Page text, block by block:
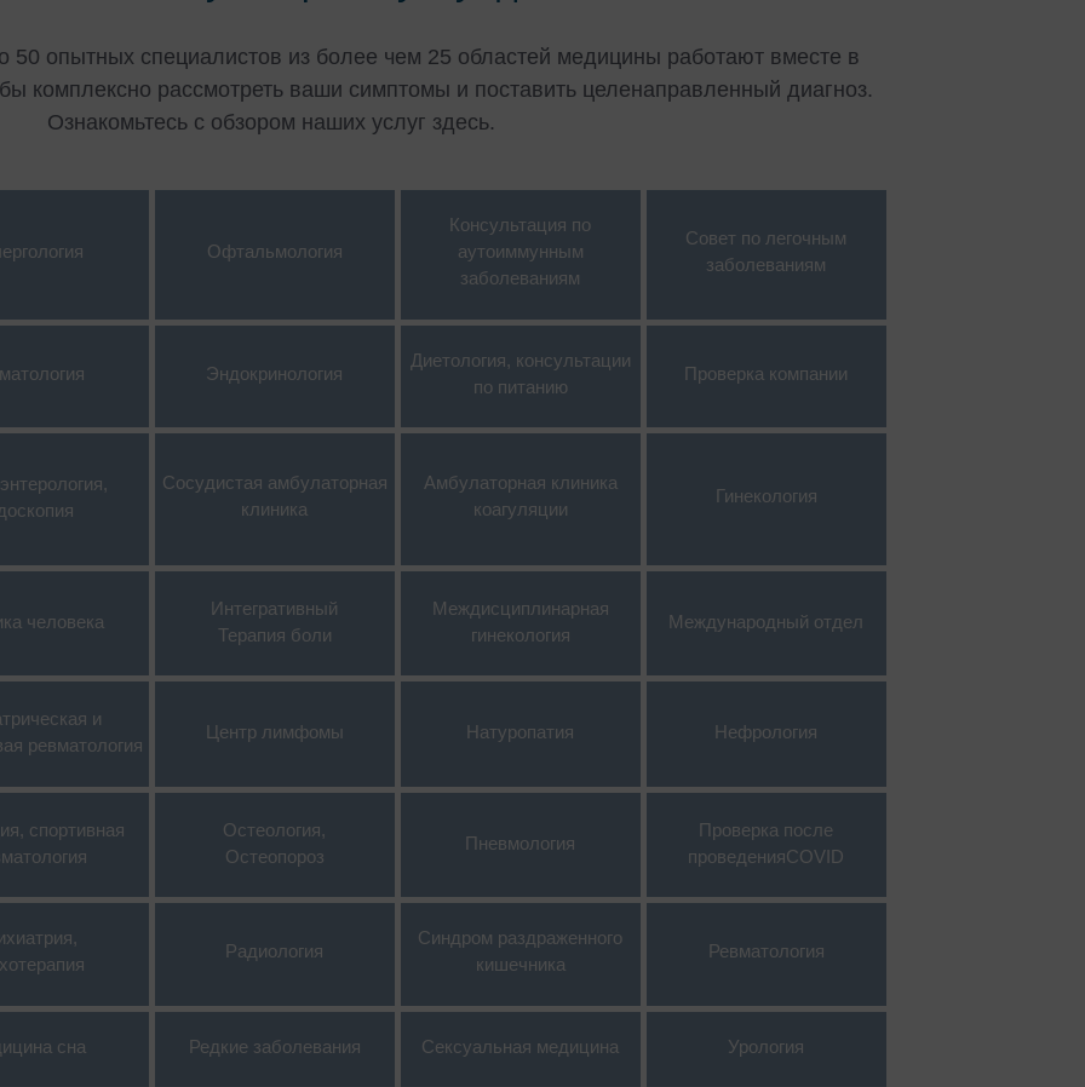
эндоскопия
клиника
Бергедорф
Натуропатия и интегративная
медицина
Нейрохирургия
Ортопедия, спортивная
Пневмология
Час после консультации COVID
проведенияCOVID
Центр спины
Медицина сна
Сексуальная медицина
Спортивная медицина,
спортивная кардиология
50 опытных специалистов из более чем 25 областей медицины работают вместе в
комплексно рассмотреть ваши симптомы и поставить целенаправленный диагноз.
Ознакомьтесь с обзором наших услуг здесь.
Офтальмология
Консультация по
аутоиммунным
заболеваниям
Совет по легочным
заболеваниям
Эндокринология
Диетология, консультации
по питанию
Проверка компании
Сосудистая амбулаторная
клиника
Амбулаторная клиника
коагуляции
Гинекология
человека
Интегративный
Терапия боли
Междисциплинарная
гинекология
Международный отдел
и
ревматология
Центр лимфомы Натуропатия Нефрология
спортивная
Остеология,
Остеопороз
Пневмология
Проверка после
проведенияCOVID
Радиология
Синдром раздраженного
кишечника
Ревматология
сна Редкие заболевания Сексуальная медицина Урология